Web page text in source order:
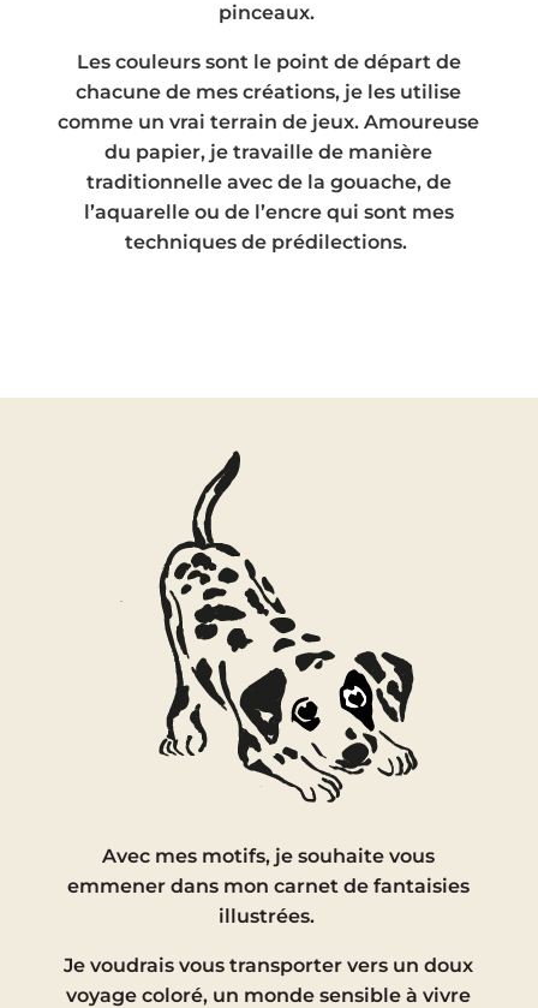
pinceaux.
Les couleurs sont le point de départ de
chacune de mes créations, je les utilise
comme un vrai terrain de jeux. Amoureuse
du papier, je travaille de manière
traditionnelle avec de la gouache, de
l’aquarelle ou de l’encre qui sont mes
techniques de prédilections.
Avec mes motifs, je souhaite vous
emmener dans mon carnet de fantaisies
illustrées.
Je voudrais vous transporter vers un doux
voyage coloré, un monde sensible à vivre